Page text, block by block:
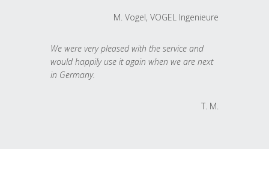
M. Vogel, VOGEL Ingenieure
We were very pleased with the service and
would happily use it again when we are next
in Germany.
T. M.